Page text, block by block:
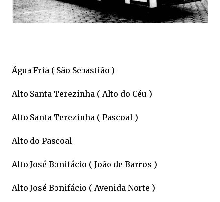
Água Fria ( São Sebastião )
Alto Santa Terezinha ( Alto do Céu )
Alto Santa Terezinha ( Pascoal )
Alto do Pascoal
Alto José Bonifácio ( João de Barros )
Alto José Bonifácio ( Avenida Norte )